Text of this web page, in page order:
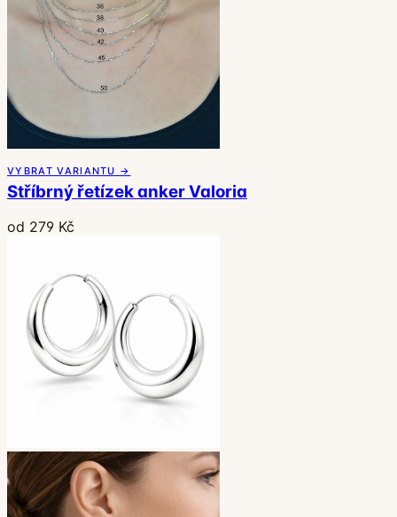
VYBRAT VARIANTU →
Stříbrný řetízek anker Valoria
od 279 Kč